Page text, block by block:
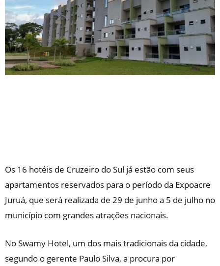
Os 16 hotéis de Cruzeiro do Sul já estão com seus
apartamentos reservados para o período da Expoacre
Juruá, que será realizada de 29 de junho a 5 de julho no
município com grandes atrações nacionais.
No Swamy Hotel, um dos mais tradicionais da cidade,
segundo o gerente Paulo Silva, a procura por